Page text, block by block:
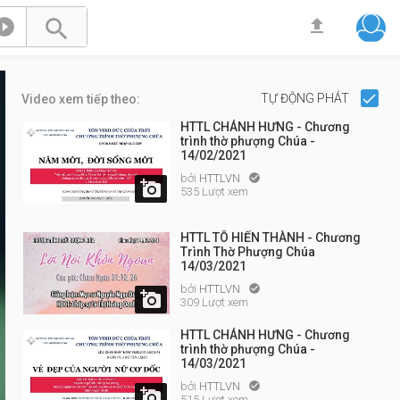
 
Video xem tiếp theo: TỰ ĐỘNG PHÁT

HTTL CHÁNH HƯNG - Chương
trình thờ phượng Chúa -
14/02/2021
bởi HTTLVN 
535 Lượt xem

HTTL TÔ HIẾN THÀNH - Chương
Trình Thờ Phượng Chúa
14/03/2021
bởi HTTLVN 
309 Lượt xem
HTTL CHÁNH HƯNG - Chương
trình thờ phượng Chúa -
14/03/2021
bởi HTTLVN 